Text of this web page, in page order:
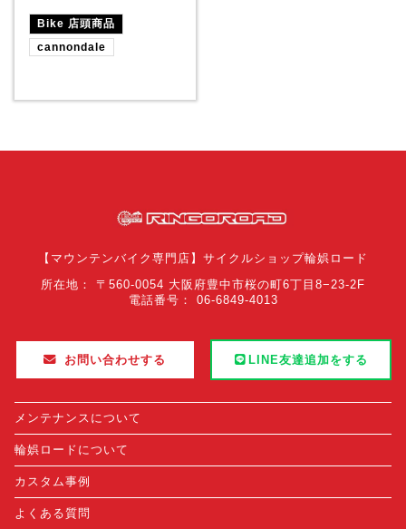
Bike 店頭商品
cannondale
【マウンテンバイク専門店】サイクルショップ輪娯ロード
所在地： 〒560-0054 大阪府豊中市桜の町6丁目8−23-2F
電話番号： 06-6849-4013
お問い合わせする LINE友達追加をする
メンテナンスについて
輪娯ロードについて
カスタム事例
よくある質問